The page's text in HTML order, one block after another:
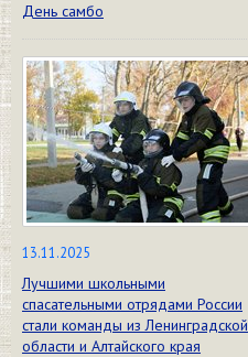
День самбо
13.11.2025
Лучшими школьными
спасательными отрядами России
стали команды из Ленинградской
области и Алтайского края